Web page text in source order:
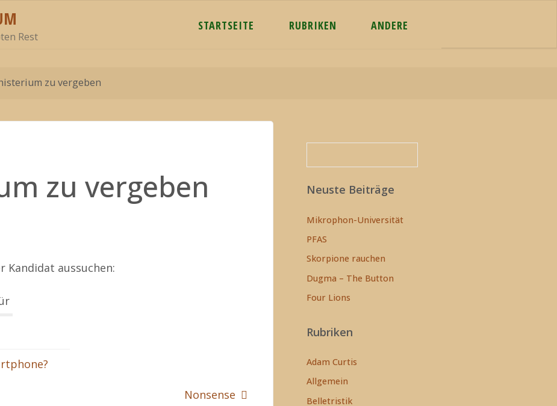
Rest
STARTSEITE RUBRIKEN ANDERE
zu vergeben
zu vergeben
Kandidat aussuchen:
Nonsense
Neuste Beiträge
Mikrophon-Universität
PFAS
Skorpione rauchen
Dugma – The Button
Four Lions
Rubriken
Adam Curtis
Allgemein
Belletristik